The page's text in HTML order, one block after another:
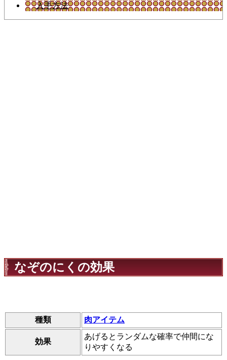
入手方法
なぞのにくの効果
種類 肉アイテム
効果
あげるとランダムな確率で仲間にな
りやすくなる